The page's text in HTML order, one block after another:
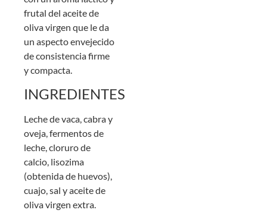
frutal del aceite de
oliva virgen que le da
un aspecto envejecido
de consistencia firme
y compacta.
INGREDIENTES
Leche de vaca, cabra y
oveja, fermentos de
leche, cloruro de
calcio, lisozima
(obtenida de huevos),
cuajo, sal y aceite de
oliva virgen extra.